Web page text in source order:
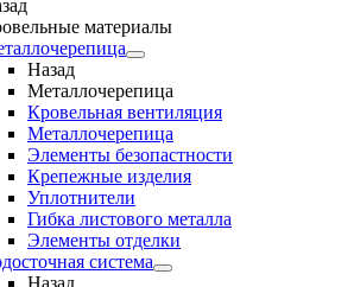
материалы
Назад
Металлочерепица
Кровельная вентиляция
Металлочерепица
Элементы безопастности
Крепежные изделия
Уплотнители
Гибка листового металла
Элементы отделки
система
Назад